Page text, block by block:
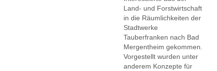
Land- und Forstwirtschaft
in die Räumlichkeiten der
Stadtwerke
Tauberfranken nach Bad
Mergentheim gekommen.
Vorgestellt wurden unter
anderem Konzepte für